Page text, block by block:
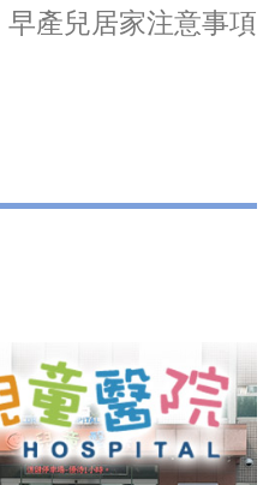
早產兒居家注意事項